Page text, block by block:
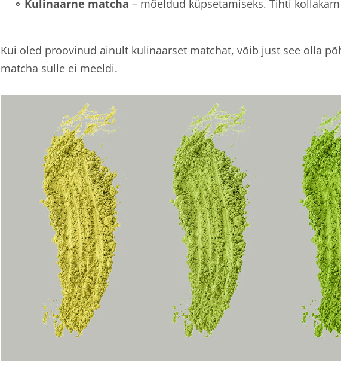
Kulinaarne matcha – mõeldud küpsetamiseks. Tihti
Kui oled proovinud ainult kulinaarset matchat, võib just see olla
matcha sulle ei meeldi.